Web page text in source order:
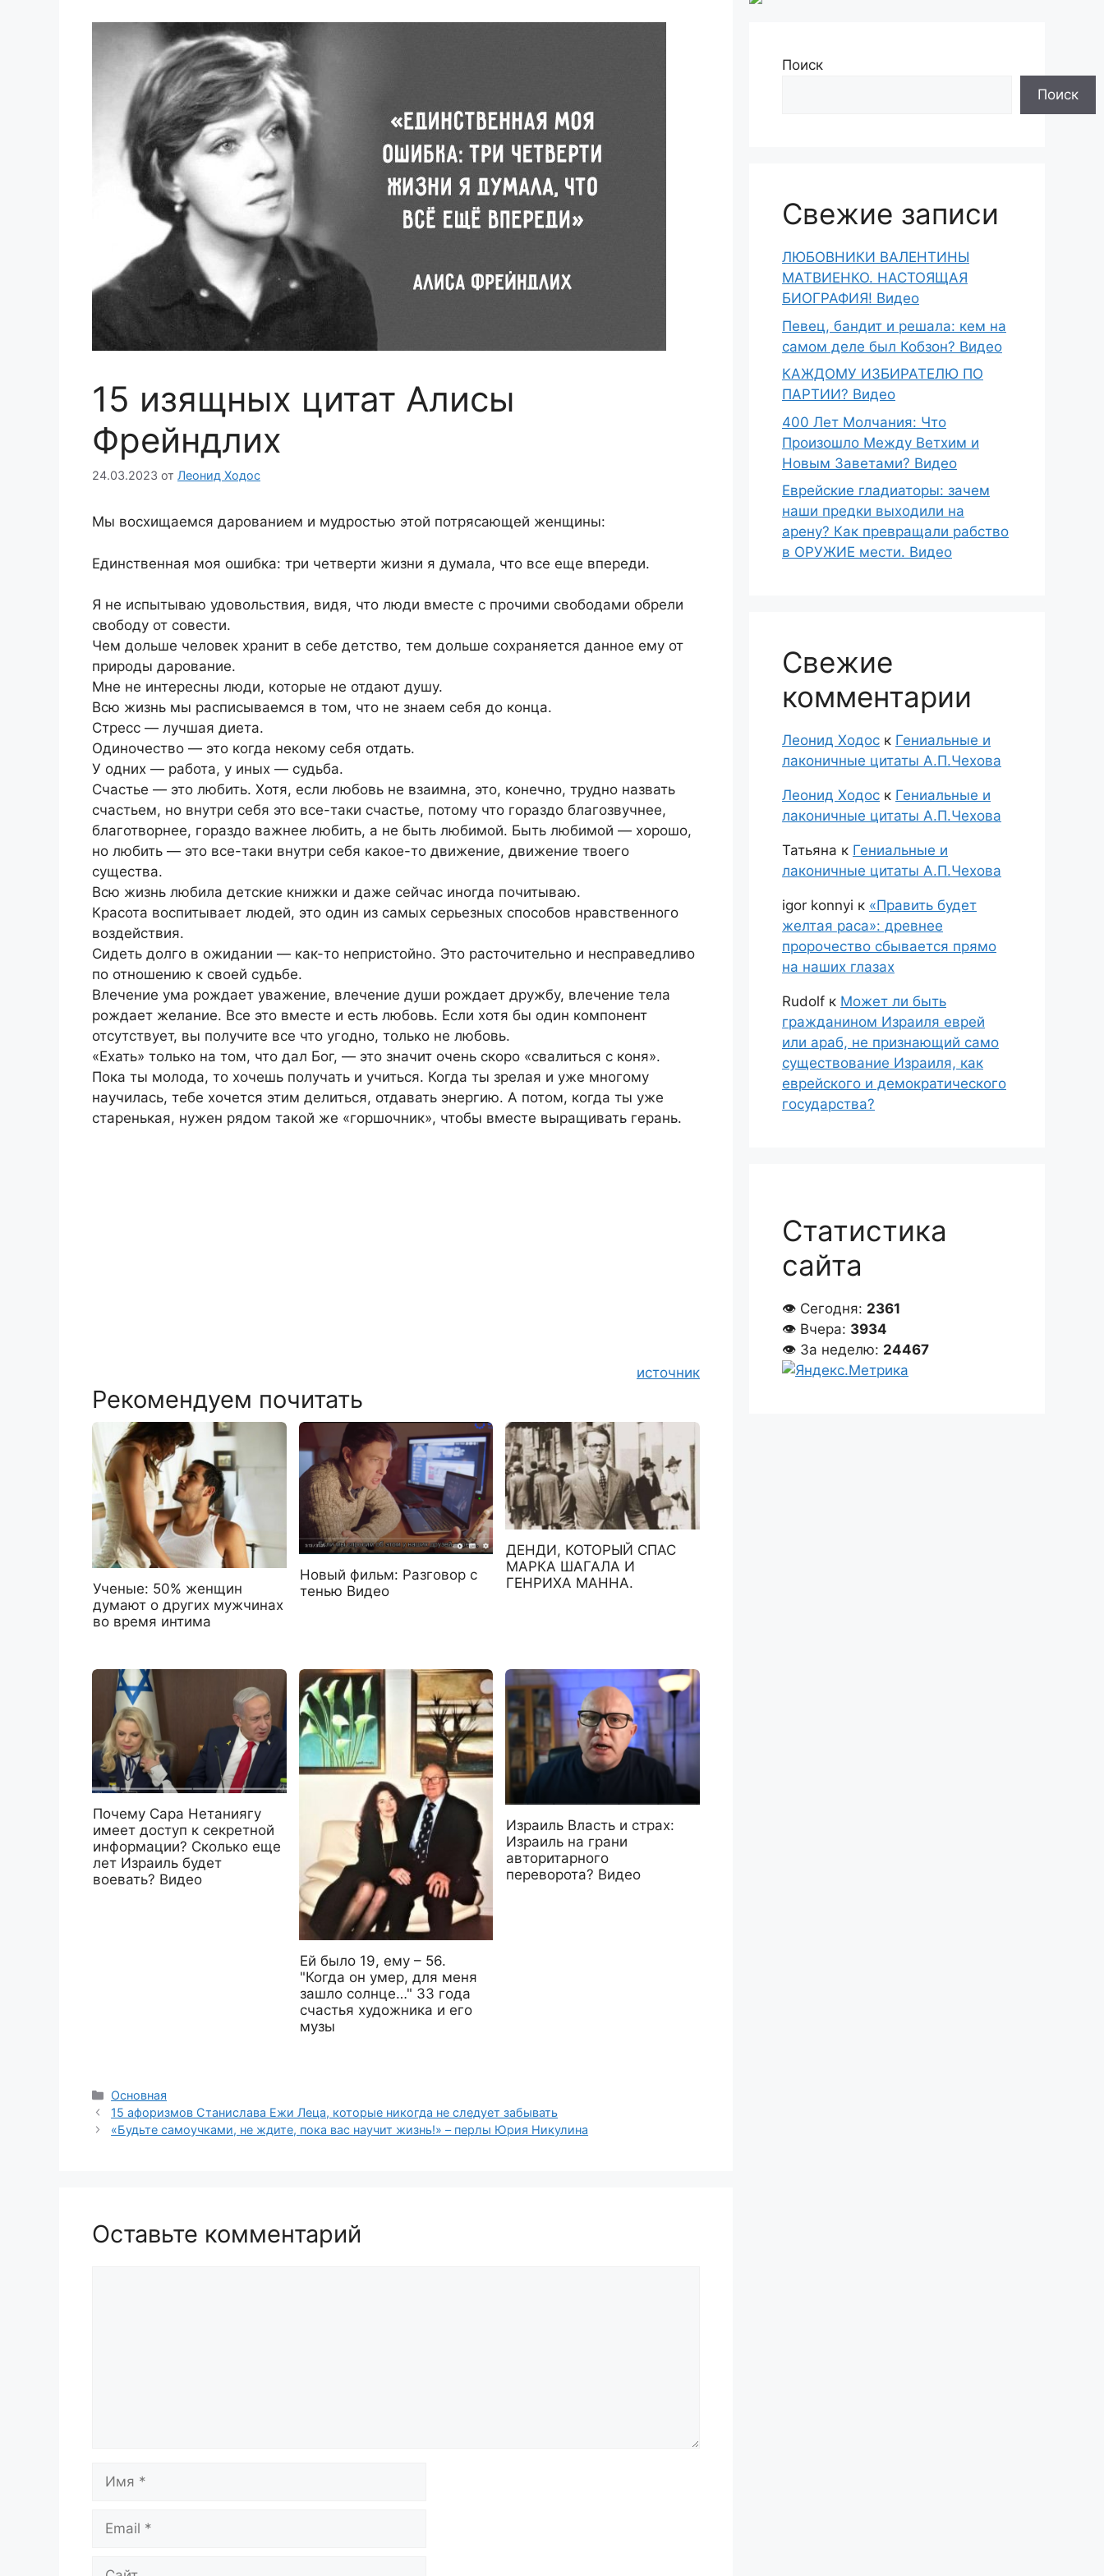
15 изящных цитат Алисы
Фрейндлих
24.03.2023 от Леонид Ходос
Мы восхищаемся дарованием и мудростью этой потрясающей женщины:
Единственная моя ошибка: три четверти жизни я думала, что все еще впереди.
Я не испытываю удовольствия, видя, что люди вместе с прочими свободами обрели
свободу от совести.
Чем дольше человек хранит в себе детство, тем дольше сохраняется данное ему от
природы дарование.
Мне не интересны люди, которые не отдают душу.
Всю жизнь мы расписываемся в том, что не знаем себя до конца.
Стресс — лучшая диета.
Одиночество — это когда некому себя отдать.
У одних — работа, у иных — судьба.
Счастье — это любить. Хотя, если любовь не взаимна, это, конечно, трудно назвать
счастьем, но внутри себя это все-таки счастье, потому что гораздо благозвучнее,
благотворнее, гораздо важнее любить, а не быть любимой. Быть любимой — хорошо,
но любить — это все-таки внутри себя какое-то движение, движение твоего
существа.
Всю жизнь любила детские книжки и даже сейчас иногда почитываю.
Красота воспитывает людей, это один из самых серьезных способов нравственного
воздействия.
Сидеть долго в ожидании — как-то непристойно. Это расточительно и несправедливо
по отношению к своей судьбе.
Влечение ума рождает уважение, влечение души рождает дружбу, влечение тела
рождает желание. Все это вместе и есть любовь. Если хотя бы один компонент
отсутствует, вы получите все что угодно, только не любовь.
«Ехать» только на том, что дал Бог, — это значит очень скоро «свалиться с коня».
Пока ты молода, то хочешь получать и учиться. Когда ты зрелая и уже многому
научилась, тебе хочется этим делиться, отдавать энергию. А потом, когда ты уже
старенькая, нужен рядом такой же «горшочник», чтобы вместе выращивать герань.
источник
Рекомендуем почитать
Ученые: 50% женщин
думают о других мужчинах
во время интима
Новый фильм: Разговор с
тенью Видео
ДЕНДИ, КОТОРЫЙ СПАС
МАРКА ШАГАЛА И
ГЕНРИХА МАННА.
Почему Сара Нетаниягу
имеет доступ к секретной
информации? Сколько еще
лет Израиль будет
воевать? Видео
Ей было 19, ему – 56.
"Когда он умер, для меня
зашло солнце…" 33 года
счастья художника и его
музы
Израиль Власть и страх:
Израиль на грани
авторитарного
переворота? Видео
Рубрики
Основная
15 афоризмов Станислава Ежи Леца, которые никогда не следует забывать
«Будьте самоучками, не ждите, пока вас научит жизнь!» – перлы Юрия Никулина
Оставьте комментарий
Поиск
Поиск
Свежие записи
ЛЮБОВНИКИ ВАЛЕНТИНЫ
МАТВИЕНКО. НАСТОЯЩАЯ
БИОГРАФИЯ! Видео
Певец, бандит и решала: кем на
самом деле был Кобзон? Видео
КАЖДОМУ ИЗБИРАТЕЛЮ ПО
ПАРТИИ? Видео
400 Лет Молчания: Что
Произошло Между Ветхим и
Новым Заветами? Видео
Еврейские гладиаторы: зачем
наши предки выходили на
арену? Как превращали рабство
в ОРУЖИЕ мести. Видео
Свежие
комментарии
Леонид Ходос к Гениальные и
лаконичные цитаты А.П.Чехова
Леонид Ходос к Гениальные и
лаконичные цитаты А.П.Чехова
Татьяна к Гениальные и
лаконичные цитаты А.П.Чехова
igor konnyi к «Править будет
желтая раса»: древнее
пророчество сбывается прямо
на наших глазах
Rudolf к Может ли быть
гражданином Израиля еврей
или араб, не признающий само
существование Израиля, как
еврейского и демократического
государства?
Статистика
сайта
👁 Сегодня: 2361
👁 Вчера: 3934
👁 За неделю: 24467